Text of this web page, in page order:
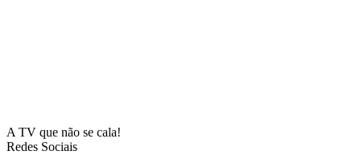
A TV que não se cala!
Redes Sociais